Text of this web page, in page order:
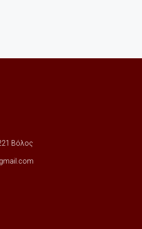
Βόλος